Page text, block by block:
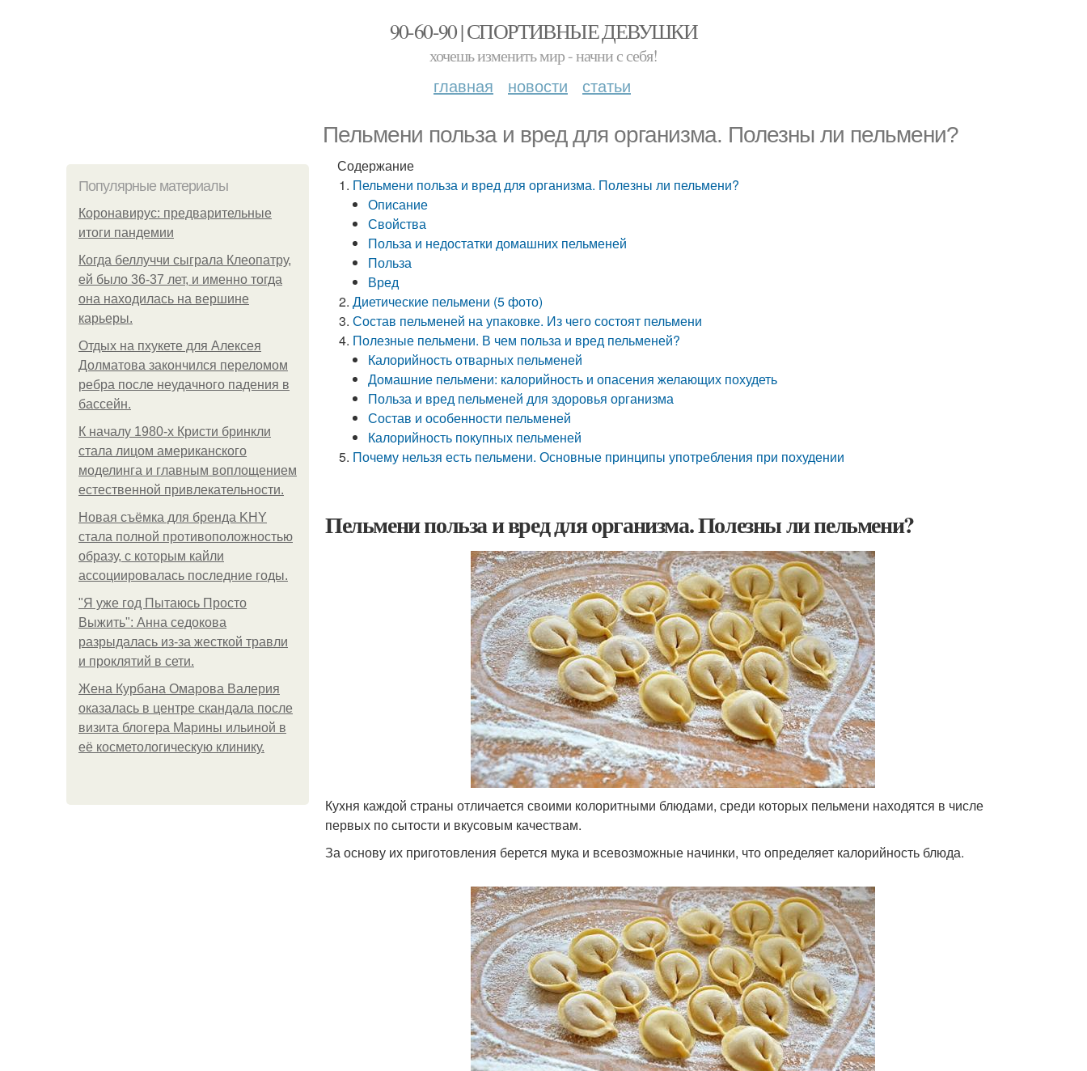
90-60-90 | СПОРТИВНЫЕ ДЕВУШКИ
хочешь изменить мир - начни с себя!
главная новости статьи
Пельмени польза и вред для организма. Полезны ли пельмени?
Популярные материалы
Коронавирус: предварительные
итоги пандемии
Когда беллуччи сыграла Клеопатру,
ей было 36-37 лет, и именно тогда
она находилась на вершине
карьеры.
Отдых на пхукете для Алексея
Долматова закончился переломом
ребра после неудачного падения в
бассейн.
К началу 1980-х Кристи бринкли
стала лицом американского
моделинга и главным воплощением
естественной привлекательности.
Новая съёмка для бренда KHY
стала полной противоположностью
образу, с которым кайли
ассоциировалась последние годы.
"Я уже год Пытаюсь Просто
Выжить": Анна седокова
разрыдалась из-за жесткой травли
и проклятий в сети.
Жена Курбана Омарова Валерия
оказалась в центре скандала после
визита блогера Марины ильиной в
её косметологическую клинику.
Содержание
Пельмени польза и вред для организма. Полезны ли пельмени?
Описание
Свойства
Польза и недостатки домашних пельменей
Польза
Вред
Диетические пельмени (5 фото)
Состав пельменей на упаковке. Из чего состоят пельмени
Полезные пельмени. В чем польза и вред пельменей?
Калорийность отварных пельменей
Домашние пельмени: калорийность и опасения желающих похудеть
Польза и вред пельменей для здоровья организма
Состав и особенности пельменей
Калорийность покупных пельменей
Почему нельзя есть пельмени. Основные принципы употребления при похудении
Пельмени польза и вред для организма. Полезны ли пельмени?
Кухня каждой страны отличается своими колоритными блюдами, среди которых пельмени находятся в числе
первых по сытости и вкусовым качествам.
За основу их приготовления берется мука и всевозможные начинки, что определяет калорийность блюда.